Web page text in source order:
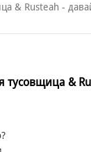
& Rusteah -
тусовщица &